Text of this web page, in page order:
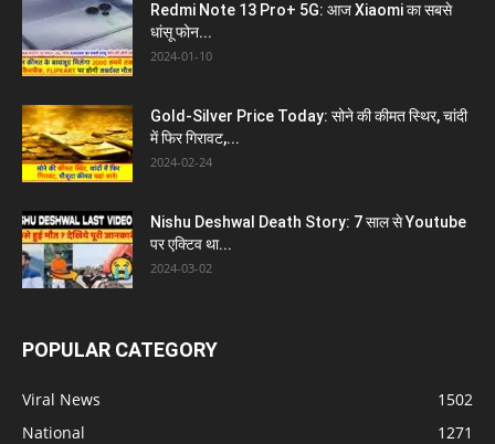
Redmi Note 13 Pro+ 5G: आज Xiaomi का सबसे
धांसू फोन...
2024-01-10
Gold-Silver Price Today: सोने की कीमत स्थिर, चांदी
में फिर गिरावट,...
2024-02-24
Nishu Deshwal Death Story: 7 साल से Youtube
पर एक्टिव था...
2024-03-02
POPULAR CATEGORY
Viral News
1502
National
1271